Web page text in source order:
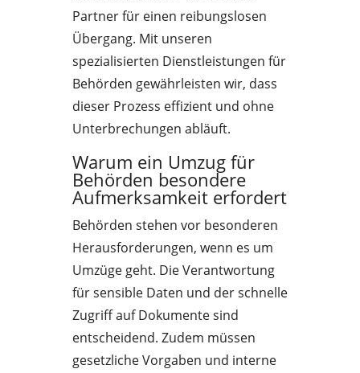
Partner für einen reibungslosen
Übergang. Mit unseren
spezialisierten Dienstleistungen für
Behörden gewährleisten wir, dass
dieser Prozess effizient und ohne
Unterbrechungen abläuft.
Warum ein Umzug für
Behörden besondere
Aufmerksamkeit erfordert
Behörden stehen vor besonderen
Herausforderungen, wenn es um
Umzüge geht. Die Verantwortung
für sensible Daten und der schnelle
Zugriff auf Dokumente sind
entscheidend. Zudem müssen
gesetzliche Vorgaben und interne